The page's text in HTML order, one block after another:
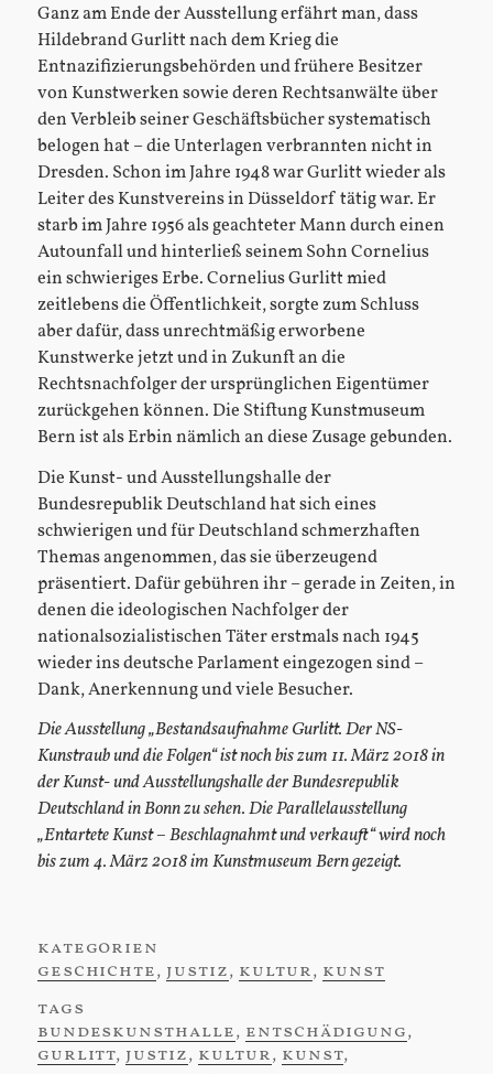
Ganz am Ende der Ausstellung erfährt man, dass
Hildebrand Gurlitt nach dem Krieg die
Entnazifizierungsbehörden und frühere Besitzer
von Kunstwerken sowie deren Rechtsanwälte über
den Verbleib seiner Geschäftsbücher systematisch
belogen hat – die Unterlagen verbrannten nicht in
Dresden. Schon im Jahre 1948 war Gurlitt wieder als
Leiter des Kunstvereins in Düsseldorf tätig war. Er
starb im Jahre 1956 als geachteter Mann durch einen
Autounfall und hinterließ seinem Sohn Cornelius
ein schwieriges Erbe. Cornelius Gurlitt mied
zeitlebens die Öffentlichkeit, sorgte zum Schluss
aber dafür, dass unrechtmäßig erworbene
Kunstwerke jetzt und in Zukunft an die
Rechtsnachfolger der ursprünglichen Eigentümer
zurückgehen können. Die Stiftung Kunstmuseum
Bern ist als Erbin nämlich an diese Zusage gebunden.
Die Kunst- und Ausstellungshalle der
Bundesrepublik Deutschland hat sich eines
schwierigen und für Deutschland schmerzhaften
Themas angenommen, das sie überzeugend
präsentiert. Dafür gebühren ihr – gerade in Zeiten, in
denen die ideologischen Nachfolger der
nationalsozialistischen Täter erstmals nach 1945
wieder ins deutsche Parlament eingezogen sind –
Dank, Anerkennung und viele Besucher.
Die Ausstellung „Bestandsaufnahme Gurlitt. Der NS-
Kunstraub und die Folgen“ ist noch bis zum 11. März 2018 in
der Kunst- und Ausstellungshalle der Bundesrepublik
Deutschland in Bonn zu sehen. Die Parallelausstellung
„Entartete Kunst – Beschlagnahmt und verkauft“ wird noch
bis zum 4. März 2018 im Kunstmuseum Bern gezeigt.
kategorien
geschichte, justiz, kultur, kunst
tags
bundeskunsthalle, entschädigung,
gurlitt, justiz, kultur, kunst,